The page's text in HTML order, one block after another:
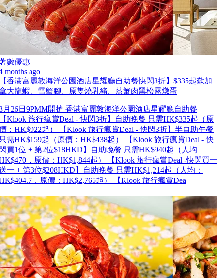
數優惠
months ago
香港富麗敦海洋公園酒店星耀廳自助餐快閃3折】$335起歎加
大龍蝦、雪蟹腳、原隻燒乳豬、藍蟹肉黑松露燉蛋
月26日9PMM開搶 香港富麗敦海洋公園酒店星耀廳自助餐
Klook 旅行瘋賞Deal - 快閃3折】自助晚餐 只需HK$335起（原
：HK$922起） 【Klook 旅行瘋賞Deal - 快閃3折】半自助午餐
需HK$159起（原價：HK$438起） 【Klook 旅行瘋賞Deal - 快
買1位 + 第2位$18HKD】自助晚餐 只需HK$940起（人均：
，原價：HK$1,844起） 【Klook 旅行瘋賞Deal -快閃買一
一 + 第3位$208HKD】自助晚餐 只需HK$1,214起（人均：
，原價：HK$2,765起） 【Klook 旅行瘋賞Dea